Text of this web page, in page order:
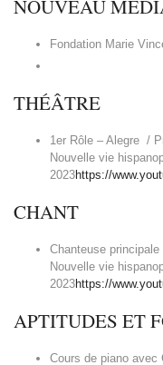
NOUVEAU
Fondation Marie
THÉÂTRE
1er Rôle – Alegre /
Nouvelle vie
2023https://
CHANT
Chanteuse
Nouvelle vie
2023https://
APTITUDES ET
Cours de piano avec